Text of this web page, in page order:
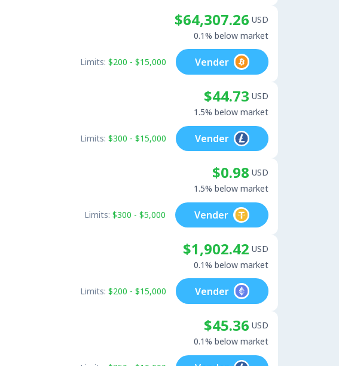
$64,307.26 USD
0.1% below market
Limits: $200 - $15,000 Vender
$44.73 USD
1.5% below market
Limits: $300 - $15,000 Vender
$0.98 USD
1.5% below market
Limits: $300 - $5,000 Vender
$1,902.42 USD
0.1% below market
Limits: $200 - $15,000 Vender
$45.36 USD
0.1% below market